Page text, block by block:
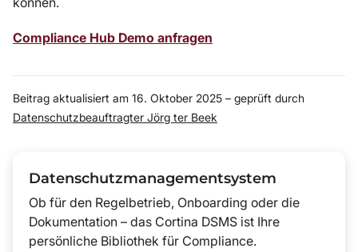
Compliance Hub Demo anfragen
Beitrag aktualisiert am 16. Oktober 2025 – geprüft durch
Datenschutzbeauftragter Jörg ter Beek
Datenschutzmanagementsystem
Ob für den Regelbetrieb, Onboarding oder die
Dokumentation – das Cortina DSMS ist Ihre
persönliche Bibliothek für Compliance.